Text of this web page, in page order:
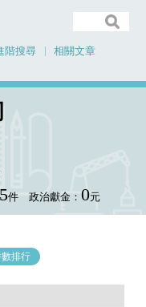
階搜尋
相關文章
件 政治獻金： 0元
排行